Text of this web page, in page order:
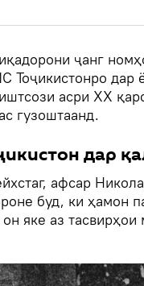
ҷанг
Тоҷикистонро дар
асри ХХ
гузоштаанд.
дар
афсар
буд, ки ҳамон
яке аз